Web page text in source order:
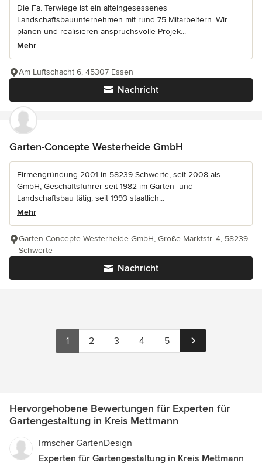
Die Fa. Terwiege ist ein alteingesessenes
Landschaftsbauunternehmen mit rund 75 Mitarbeitern. Wir
planen und realisieren anspruchsvolle Projek...
Mehr
Nachricht
Am Luftschacht 6, 45307 Essen
Garten-Concepte Westerheide GmbH
Firmengründung 2001 in 58239 Schwerte, seit 2008 als
GmbH, Geschäftsführer seit 1982 im Garten- und
Landschaftsbau tätig, seit 1993 staatlich...
Mehr
Nachricht
Garten-Concepte Westerheide GmbH, Große Marktstr. 4, 58239
Schwerte
1 2 3 4 5
Hervorgehobene Bewertungen für Experten für
Gartengestaltung in Kreis Mettmann
Irmscher GartenDesign
Experten für Gartengestaltung in Kreis Mettmann